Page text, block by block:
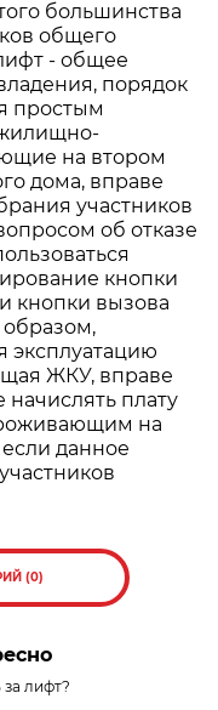
большинства
общего
- общее
порядок
простым
на втором
дома, вправе
участников
об отказе
кнопки
кнопки вызова
образом,
эксплуатацию
ЖКУ, вправе
начислять плату
на
если данное
(0)
за лифт?